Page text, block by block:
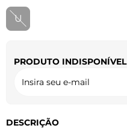
U
PRODUTO INDISPONÍVEL
DESCRIÇÃO